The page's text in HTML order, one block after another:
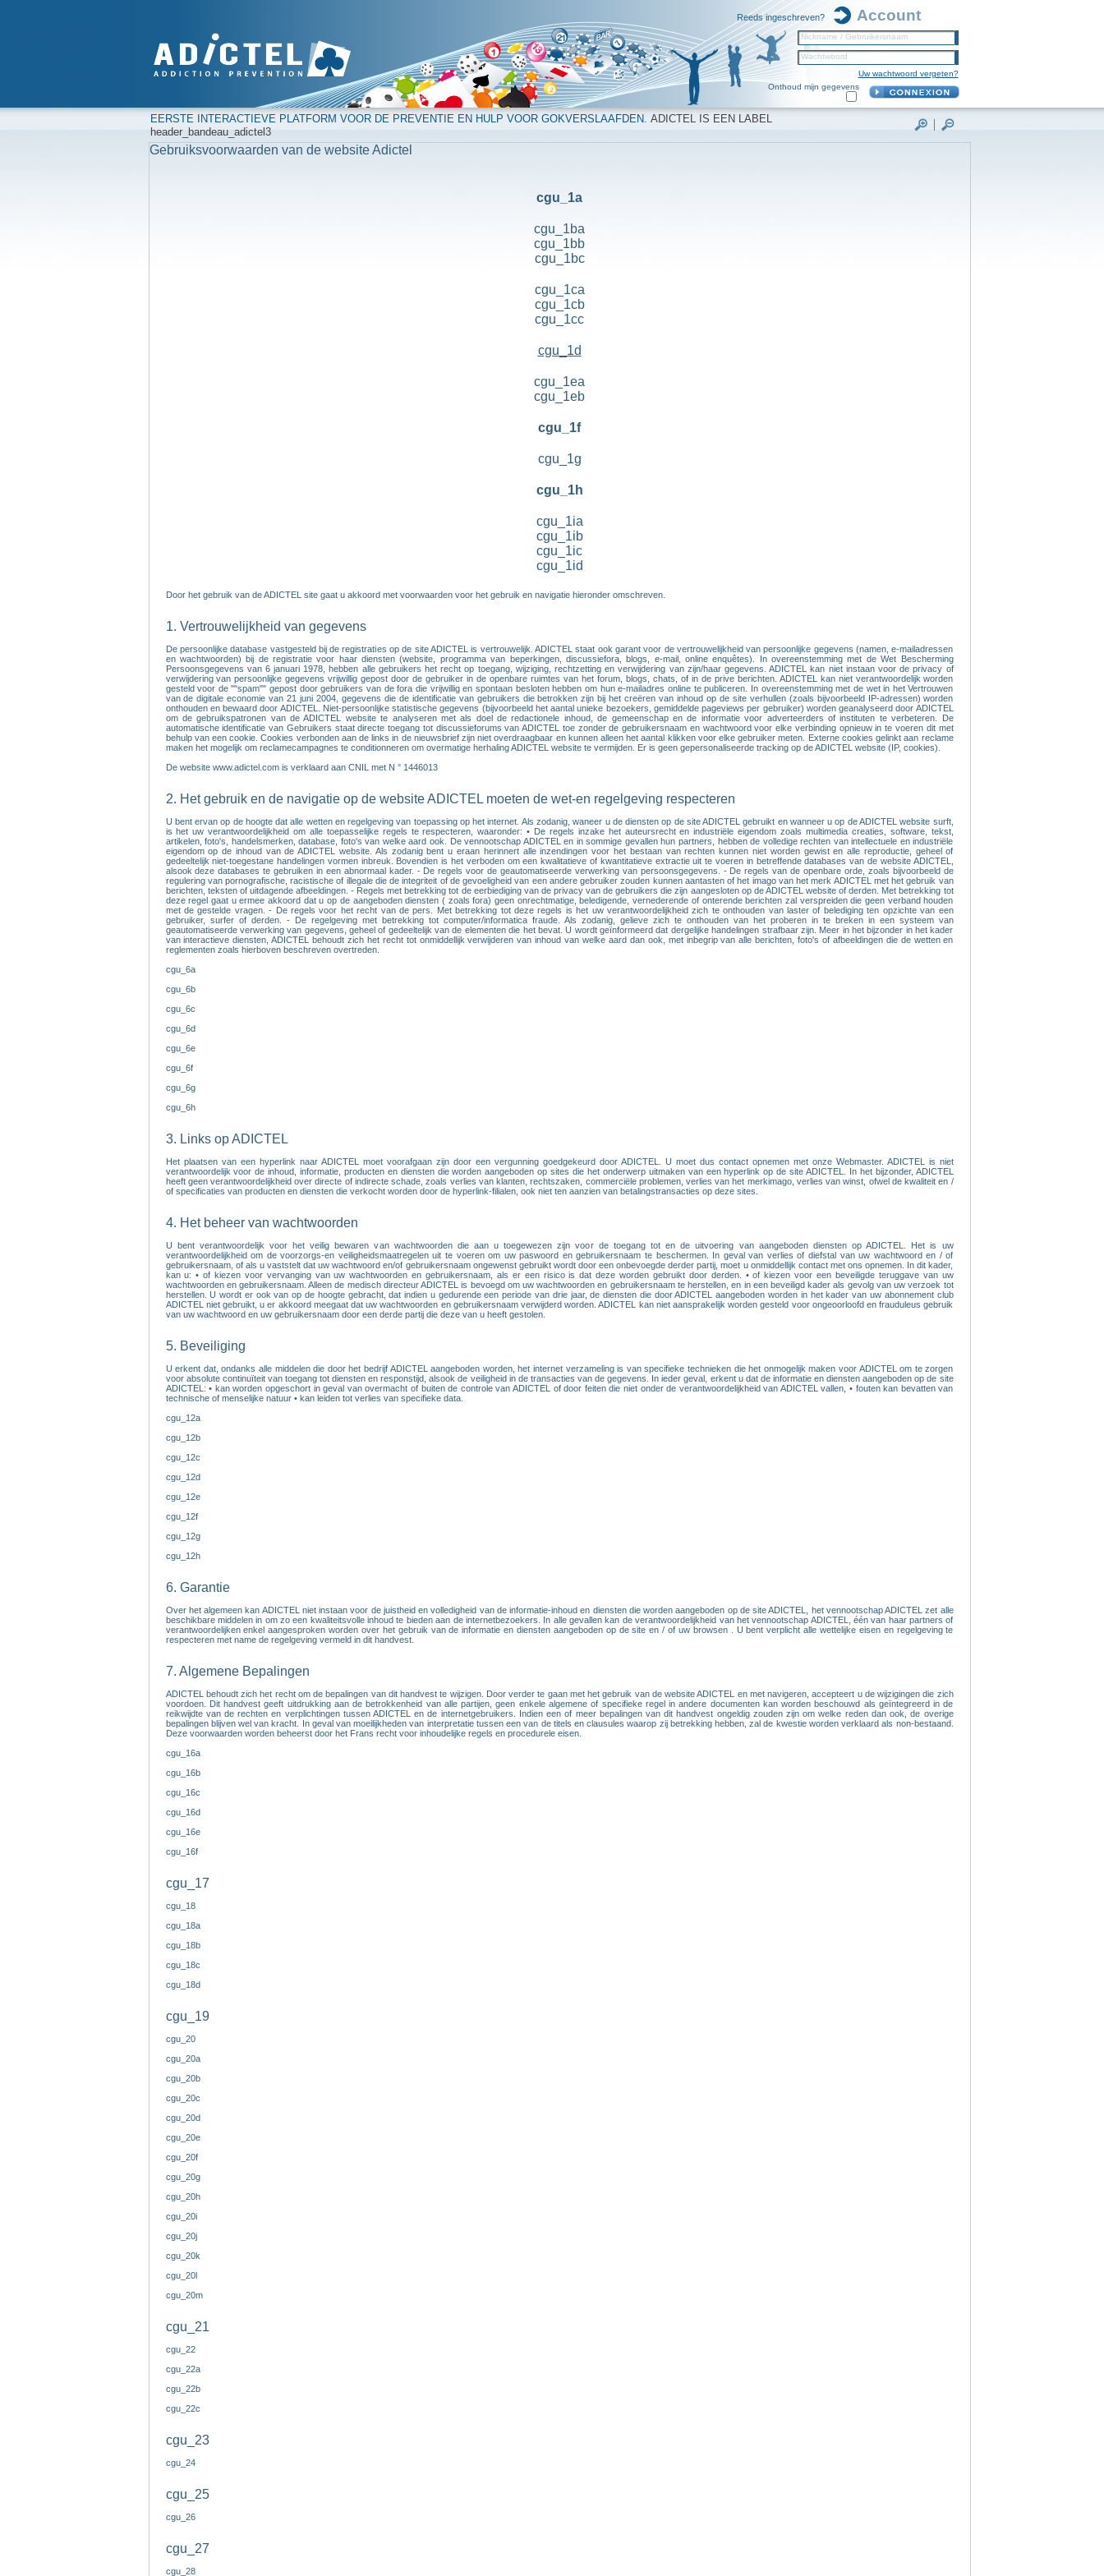
Reeds ingeschreven? Account
Nickname / Gebruikersnaam
Wachtwoord
Uw wachtwoord vergeten?
Onthoud mijn gegevens
EERSTE INTERACTIEVE PLATFORM VOOR DE PREVENTIE EN HULP VOOR GOKVERSLAAFDEN. ADICTEL IS EEN LABEL
header_bandeau_adictel3
Gebruiksvoorwaarden van de website Adictel
cgu_1a
cgu_1ba
cgu_1bb
cgu_1bc
cgu_1ca
cgu_1cb
cgu_1cc
cgu_1d
cgu_1ea
cgu_1eb
cgu_1f
cgu_1g
cgu_1h
cgu_1ia
cgu_1ib
cgu_1ic
cgu_1id
Door het gebruik van de ADICTEL site gaat u akkoord met voorwaarden voor het gebruik en navigatie hieronder omschreven.
1. Vertrouwelijkheid van gegevens
De persoonlijke database vastgesteld bij de registraties op de site ADICTEL is vertrouwelijk. ADICTEL staat ook garant voor de vertrouwelijkheid van persoonlijke gegevens (namen, e-mailadressen
en wachtwoorden) bij de registratie voor haar diensten (website, programma van beperkingen, discussiefora, blogs, e-mail, online enquêtes). In overeenstemming met de Wet Bescherming
Persoonsgegevens van 6 januari 1978, hebben alle gebruikers het recht op toegang, wijziging, rechtzetting en verwijdering van zijn/haar gegevens. ADICTEL kan niet instaan voor de privacy of
verwijdering van persoonlijke gegevens vrijwillig gepost door de gebruiker in de openbare ruimtes van het forum, blogs, chats, of in de prive berichten. ADICTEL kan niet verantwoordelijk worden
gesteld voor de ""spam"" gepost door gebruikers van de fora die vrijwillig en spontaan besloten hebben om hun e-mailadres online te publiceren. In overeenstemming met de wet in het Vertrouwen
van de digitale economie van 21 juni 2004, gegevens die de identificatie van gebruikers die betrokken zijn bij het creëren van inhoud op de site verhullen (zoals bijvoorbeeld IP-adressen) worden
onthouden en bewaard door ADICTEL. Niet-persoonlijke statistische gegevens (bijvoorbeeld het aantal unieke bezoekers, gemiddelde pageviews per gebruiker) worden geanalyseerd door ADICTEL
om de gebruikspatronen van de ADICTEL website te analyseren met als doel de redactionele inhoud, de gemeenschap en de informatie voor adverteerders of instituten te verbeteren. De
automatische identificatie van Gebruikers staat directe toegang tot discussieforums van ADICTEL toe zonder de gebruikersnaam en wachtwoord voor elke verbinding opnieuw in te voeren dit met
behulp van een cookie. Cookies verbonden aan de links in de nieuwsbrief zijn niet overdraagbaar en kunnen alleen het aantal klikken voor elke gebruiker meten. Externe cookies gelinkt aan reclame
maken het mogelijk om reclamecampagnes te conditionneren om overmatige herhaling ADICTEL website te vermijden. Er is geen gepersonaliseerde tracking op de ADICTEL website (IP, cookies).
De website www.adictel.com is verklaard aan CNIL met N ° 1446013
2. Het gebruik en de navigatie op de website ADICTEL moeten de wet-en regelgeving respecteren
U bent ervan op de hoogte dat alle wetten en regelgeving van toepassing op het internet. Als zodanig, waneer u de diensten op de site ADICTEL gebruikt en wanneer u op de ADICTEL website surft,
is het uw verantwoordelijkheid om alle toepasselijke regels te respecteren, waaronder: • De regels inzake het auteursrecht en industriële eigendom zoals multimedia creaties, software, tekst,
artikelen, foto's, handelsmerken, database, foto's van welke aard ook. De vennootschap ADICTEL en in sommige gevallen hun partners, hebben de volledige rechten van intellectuele en industriële
eigendom op de inhoud van de ADICTEL website. Als zodanig bent u eraan herinnert alle inzendingen voor het bestaan van rechten kunnen niet worden gewist en alle reproductie, geheel of
gedeeltelijk niet-toegestane handelingen vormen inbreuk. Bovendien is het verboden om een kwalitatieve of kwantitatieve extractie uit te voeren in betreffende databases van de website ADICTEL,
alsook deze databases te gebruiken in een abnormaal kader. - De regels voor de geautomatiseerde verwerking van persoonsgegevens. - De regels van de openbare orde, zoals bijvoorbeeld de
regulering van pornografische, racistische of illegale die de integriteit of de gevoeligheid van een andere gebruiker zouden kunnen aantasten of het imago van het merk ADICTEL met het gebruik van
berichten, teksten of uitdagende afbeeldingen. - Regels met betrekking tot de eerbiediging van de privacy van de gebruikers die zijn aangesloten op de ADICTEL website of derden. Met betrekking tot
deze regel gaat u ermee akkoord dat u op de aangeboden diensten ( zoals fora) geen onrechtmatige, beledigende, vernederende of onterende berichten zal verspreiden die geen verband houden
met de gestelde vragen. - De regels voor het recht van de pers. Met betrekking tot deze regels is het uw verantwoordelijkheid zich te onthouden van laster of belediging ten opzichte van een
gebruiker, surfer of derden. - De regelgeving met betrekking tot computer/informatica fraude. Als zodanig, gelieve zich te onthouden van het proberen in te breken in een systeem van
geautomatiseerde verwerking van gegevens, geheel of gedeeltelijk van de elementen die het bevat. U wordt geïnformeerd dat dergelijke handelingen strafbaar zijn. Meer in het bijzonder in het kader
van interactieve diensten, ADICTEL behoudt zich het recht tot onmiddellijk verwijderen van inhoud van welke aard dan ook, met inbegrip van alle berichten, foto's of afbeeldingen die de wetten en
reglementen zoals hierboven beschreven overtreden.
cgu_6a
cgu_6b
cgu_6c
cgu_6d
cgu_6e
cgu_6f
cgu_6g
cgu_6h
3. Links op ADICTEL
Het plaatsen van een hyperlink naar ADICTEL moet voorafgaan zijn door een vergunning goedgekeurd door ADICTEL. U moet dus contact opnemen met onze Webmaster. ADICTEL is niet
verantwoordelijk voor de inhoud, informatie, producten en diensten die worden aangeboden op sites die het onderwerp uitmaken van een hyperlink op de site ADICTEL. In het bijzonder, ADICTEL
heeft geen verantwoordelijkheid over directe of indirecte schade, zoals verlies van klanten, rechtszaken, commerciële problemen, verlies van het merkimago, verlies van winst, ofwel de kwaliteit en /
of specificaties van producten en diensten die verkocht worden door de hyperlink-filialen, ook niet ten aanzien van betalingstransacties op deze sites.
4. Het beheer van wachtwoorden
U bent verantwoordelijk voor het veilig bewaren van wachtwoorden die aan u toegewezen zijn voor de toegang tot en de uitvoering van aangeboden diensten op ADICTEL. Het is uw
verantwoordelijkheid om de voorzorgs-en veiligheidsmaatregelen uit te voeren om uw paswoord en gebruikersnaam te beschermen. In geval van verlies of diefstal van uw wachtwoord en / of
gebruikersnaam, of als u vaststelt dat uw wachtwoord en/of gebruikersnaam ongewenst gebruikt wordt door een onbevoegde derder partij, moet u onmiddellijk contact met ons opnemen. In dit kader,
kan u: • of kiezen voor vervanging van uw wachtwoorden en gebruikersnaam, als er een risico is dat deze worden gebruikt door derden. • of kiezen voor een beveiligde teruggave van uw
wachtwoorden en gebruikersnaam. Alleen de medisch directeur ADICTEL is bevoegd om uw wachtwoorden en gebruikersnaam te herstellen, en in een beveiligd kader als gevolg van uw verzoek tot
herstellen. U wordt er ook van op de hoogte gebracht, dat indien u gedurende een periode van drie jaar, de diensten die door ADICTEL aangeboden worden in het kader van uw abonnement club
ADICTEL niet gebruikt, u er akkoord meegaat dat uw wachtwoorden en gebruikersnaam verwijderd worden. ADICTEL kan niet aansprakelijk worden gesteld voor ongeoorloofd en frauduleus gebruik
van uw wachtwoord en uw gebruikersnaam door een derde partij die deze van u heeft gestolen.
5. Beveiliging
U erkent dat, ondanks alle middelen die door het bedrijf ADICTEL aangeboden worden, het internet verzameling is van specifieke technieken die het onmogelijk maken voor ADICTEL om te zorgen
voor absolute continuïteit van toegang tot diensten en responstijd, alsook de veiligheid in de transacties van de gegevens. In ieder geval, erkent u dat de informatie en diensten aangeboden op de site
ADICTEL: • kan worden opgeschort in geval van overmacht of buiten de controle van ADICTEL of door feiten die niet onder de verantwoordelijkheid van ADICTEL vallen, • fouten kan bevatten van
technische of menselijke natuur • kan leiden tot verlies van specifieke data.
cgu_12a
cgu_12b
cgu_12c
cgu_12d
cgu_12e
cgu_12f
cgu_12g
cgu_12h
6. Garantie
Over het algemeen kan ADICTEL niet instaan voor de juistheid en volledigheid van de informatie-inhoud en diensten die worden aangeboden op de site ADICTEL, het vennootschap ADICTEL zet alle
beschikbare middelen in om zo een kwaliteitsvolle inhoud te bieden aan de internetbezoekers. In alle gevallen kan de verantwoordelijkheid van het vennootschap ADICTEL, één van haar partners of
verantwoordelijken enkel aangesproken worden over het gebruik van de informatie en diensten aangeboden op de site en / of uw browsen . U bent verplicht alle wettelijke eisen en regelgeving te
respecteren met name de regelgeving vermeld in dit handvest.
7. Algemene Bepalingen
ADICTEL behoudt zich het recht om de bepalingen van dit handvest te wijzigen. Door verder te gaan met het gebruik van de website ADICTEL en met navigeren, accepteert u de wijzigingen die zich
voordoen. Dit handvest geeft uitdrukking aan de betrokkenheid van alle partijen, geen enkele algemene of specifieke regel in andere documenten kan worden beschouwd als geïntegreerd in de
reikwijdte van de rechten en verplichtingen tussen ADICTEL en de internetgebruikers. Indien een of meer bepalingen van dit handvest ongeldig zouden zijn om welke reden dan ook, de overige
bepalingen blijven wel van kracht. In geval van moeilijkheden van interpretatie tussen een van de titels en clausules waarop zij betrekking hebben, zal de kwestie worden verklaard als non-bestaand.
Deze voorwaarden worden beheerst door het Frans recht voor inhoudelijke regels en procedurele eisen.
cgu_16a
cgu_16b
cgu_16c
cgu_16d
cgu_16e
cgu_16f
cgu_17
cgu_18
cgu_18a
cgu_18b
cgu_18c
cgu_18d
cgu_19
cgu_20
cgu_20a
cgu_20b
cgu_20c
cgu_20d
cgu_20e
cgu_20f
cgu_20g
cgu_20h
cgu_20i
cgu_20j
cgu_20k
cgu_20l
cgu_20m
cgu_21
cgu_22
cgu_22a
cgu_22b
cgu_22c
cgu_23
cgu_24
cgu_25
cgu_26
cgu_27
cgu_28